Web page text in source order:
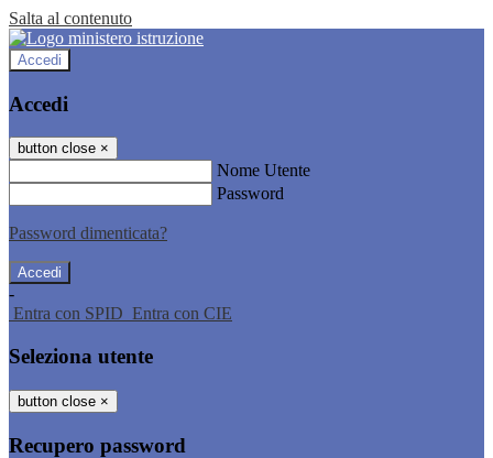
Salta al contenuto
Accedi
Accedi
button close ×
Nome Utente
Password
Password dimenticata?
-
Entra con SPID Entra con CIE
Seleziona utente
button close ×
Recupero password